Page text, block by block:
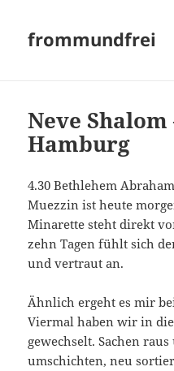
frommundfrei
Neve
Hamburg
4.30 Bethlehem
Muezzin ist heute
Minarette steht direkt
zehn Tagen fühlt sich
und vertraut an.
Ähnlich ergeht es mir
Viermal haben wir in
gewechselt. Sachen
umschichten, neu